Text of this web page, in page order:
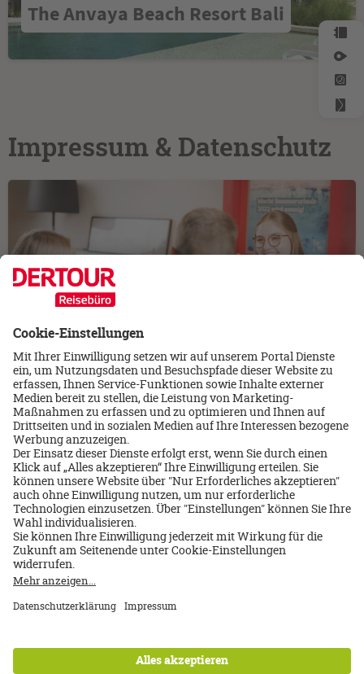
The Anvaya Beach Resort Bali
Impressum & Datenschutz
Impressum
Datenschutz